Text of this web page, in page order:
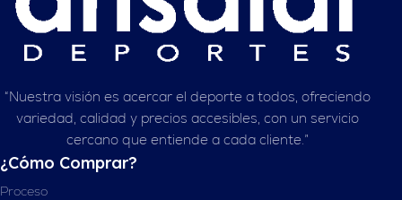
“Nuestra visión es acercar el deporte a todos, ofreciendo
variedad, calidad y precios accesibles, con un servicio
cercano que entiende a cada cliente.”
¿Cómo Comprar?
Proceso